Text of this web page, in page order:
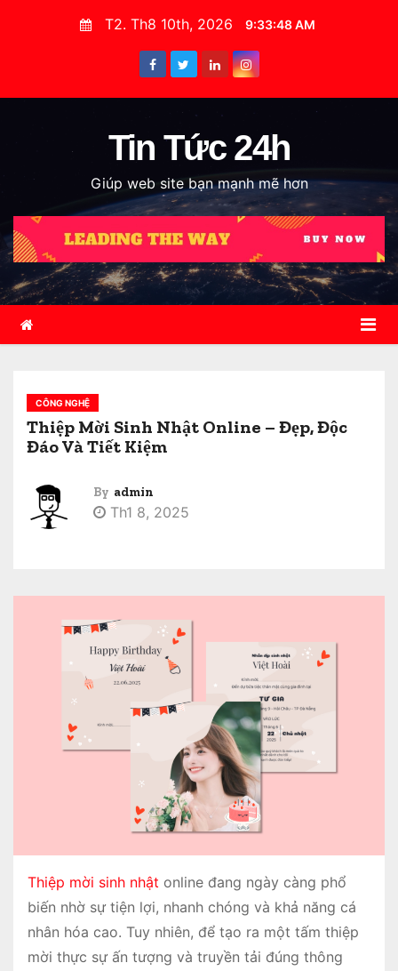
t
e
n
t
T2. Th8 10th, 2026 9:33:49 AM
Tin Tức 24h
Giúp web site bạn mạnh mẽ hơn
CÔNG NGHỆ
Thiệp Mời Sinh Nhật Online – Đẹp, Độc
Đáo Và Tiết Kiệm
By admin
Th1 8, 2025
Thiệp mời sinh nhật online đang ngày càng phổ
biến nhờ sự tiện lợi, nhanh chóng và khả năng cá
nhân hóa cao. Tuy nhiên, để tạo ra một tấm thiệp
mời thực sự ấn tượng và truyền tải đúng thông